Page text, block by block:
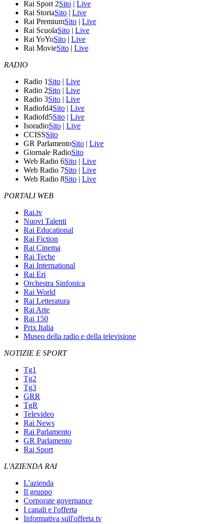
Rai Sport 2Sito | Live
Rai StoriaSito | Live
Rai PremiumSito | Live
Rai ScuolaSito | Live
Rai YoYoSito | Live
Rai MovieSito | Live
RADIO
Radio 1 Sito | Live
Radio 2Sito | Live
Radio 3Sito | Live
Radiofd4Sito | Live
Radiofd5Sito | Live
IsoradioSito | Live
CCISSSito
GR ParlamentoSito | Live
Giornale RadioSito
Web Radio 6Sito | Live
Web Radio 7Sito | Live
Web Radio 8Sito | Live
PORTALI WEB
Rai.tv
Nuovi Talenti
Rai Educational
Rai Fiction
Rai Cinema
Rai Teche
Rai International
Rai Eri
Orchestra Sinfonica
Rai World
Rai Letteratura
Rai Arte
Rai 150
Prix Italia
Museo della radio e della televisione
NOTIZIE E SPORT
Tg1
Tg2
Tg3
GRR
TgR
Televideo
Rai News
Rai Parlamento
GR Parlamento
Rai Sport
L'AZIENDA RAI
L'azienda
Il gruppo
Corporate governance
I canali e l'offerta
Informativa sull'offerta tv